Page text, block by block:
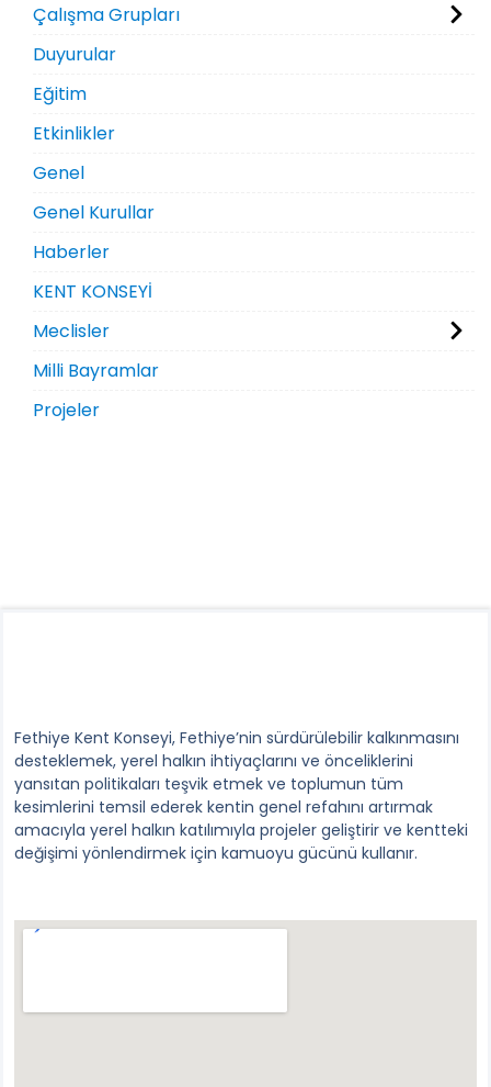
Çalışma Grupları
Duyurular
Eğitim
Etkinlikler
Genel
Genel Kurullar
Haberler
KENT KONSEYİ
Meclisler
Milli Bayramlar
Projeler
Fethiye Kent Konseyi, Fethiye’nin sürdürülebilir kalkınmasını
desteklemek, yerel halkın ihtiyaçlarını ve önceliklerini
yansıtan politikaları teşvik etmek ve toplumun tüm
kesimlerini temsil ederek kentin genel refahını artırmak
amacıyla yerel halkın katılımıyla projeler geliştirir ve kentteki
değişimi yönlendirmek için kamuoyu gücünü kullanır.